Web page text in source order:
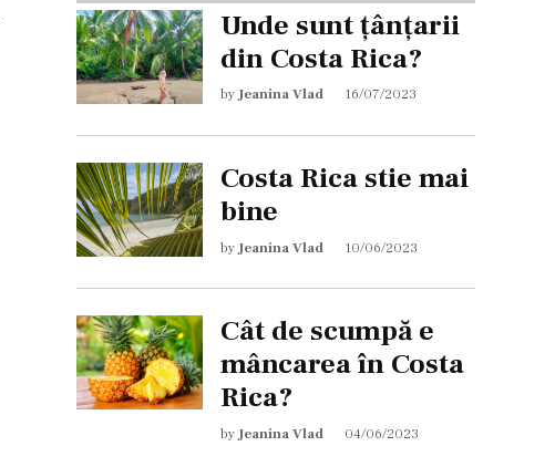
Unde sunt țânțarii
din Costa Rica?
byJeanina Vlad 16/07/2023
Costa Rica stie mai
bine
by Jeanina Vlad 10/06/2023
Cât de scumpă e
mâncarea în Costa
Rica?
by Jeanina Vlad 04/06/2023